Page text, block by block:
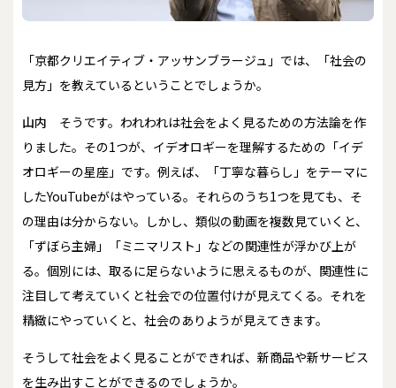
――「京都クリエイティブ・アッサンブラージュ」では、「社会の
見方」を教えているということでしょうか。
山内
そうです。われわれは社会をよく見るための方法論を作
りました。その1つが、イデオロギーを理解するための「イデ
オロギーの星座」です。例えば、「丁寧な暮らし」をテーマに
したYouTubeがはやっている。それらのうち1つを見ても、そ
の理由は分からない。しかし、類似の動画を複数見ていくと、
「ずぼら主婦」「ミニマリスト」などの関連性が浮かび上が
る。個別には、取るに足らないように思えるものが、関連性に
注目して考えていくと社会での位置付けが見えてくる。それを
精緻にやっていくと、社会のありようが見えてきます。
――そうして社会をよく見ることができれば、新商品や新サービス
を生み出すことができるのでしょうか。